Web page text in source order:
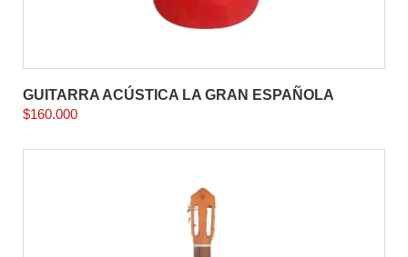
GUITARRA ACÚSTICA LA GRAN ESPAÑOLA
$160.000